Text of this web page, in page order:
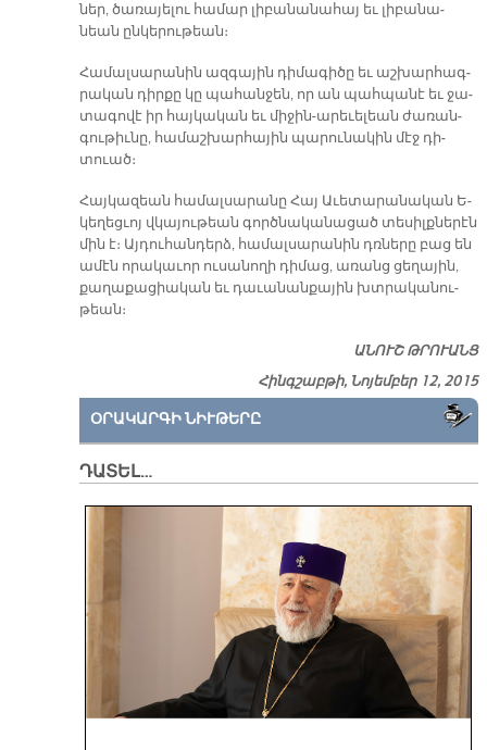
ներ, ծա­ռա­յե­լու հա­մար լի­բա­նա­նա­հայ եւ լի­բա­նա­
նեան ըն­կե­րու­թեան։
Հա­մալ­սա­րա­նին ազ­գա­յին դի­մա­գի­ծը եւ աշ­խար­հագ­
րա­կան դիր­քը կը պա­հան­ջեն, որ ան պահ­պա­նէ եւ ջա­
տա­գո­վէ իր հայ­կա­կան եւ մի­ջին-ա­րե­ւե­լեան ժա­ռան­
գու­թիւ­նը, հա­մաշ­խար­հա­յին պա­րու­նա­կին մէջ դի­
տուած։
Հայ­կա­զեան հա­մալ­սա­րա­նը Հայ Ա­ւե­տա­րա­նա­կան Ե­
կե­ղեց­ւոյ վկա­յու­թեան գործ­նա­կա­նա­ցած տե­սիլք­նե­րէն
մին է։ Այ­դու­հան­դերձ, հա­մալ­սա­րա­նին դռնե­րը բաց են
ա­մէն ո­րա­կա­ւոր ու­սա­նո­ղի դի­մաց, ա­ռանց ցե­ղա­յին,
քա­ղա­քա­ցիա­կան եւ դա­ւա­նան­քա­յին խտրա­կա­նու­
թեան։
ԱՆՈՒՇ ԹՐՈՒԱՆՑ
Հինգշաբթի, Նոյեմբեր 12, 2015
ՕՐԱԿԱՐԳԻ ՆԻՒԹԵՐԸ
ԴԱՏԵԼ…